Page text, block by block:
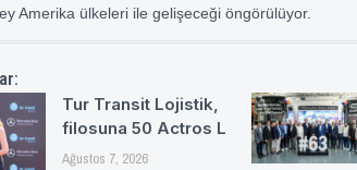
Amerika ülkeleri ile gelişeceği öngörülüyor.
Tur Transit Lojistik,
filosuna 50 Actros L
Ağustos 7, 2026